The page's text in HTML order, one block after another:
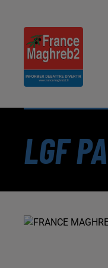
LGF